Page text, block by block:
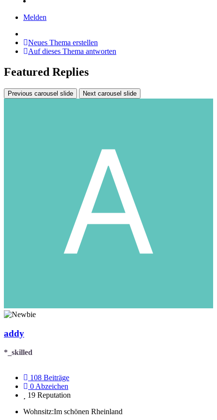
Melden
Neues Thema erstellen
Auf dieses Thema antworten
Featured Replies
Previous carousel slide Next carousel slide
addy
*_skilled
108 Beiträge
0 Abzeichen
19 Reputation
Wohnsitz:Im schönen Rheinland